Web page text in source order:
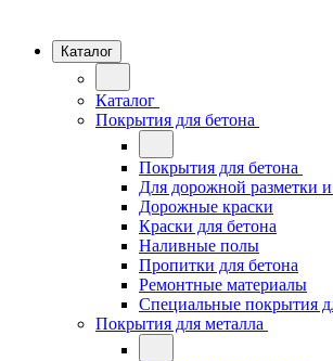
Каталог
Каталог
Покрытия для бетона
Покрытия для бетона
Для дорожной разметки
Дорожные краски
Краски для бетона
Наливные полы
Пропитки для бетона
Ремонтные материалы
Специальные покрытия
Покрытия для металла